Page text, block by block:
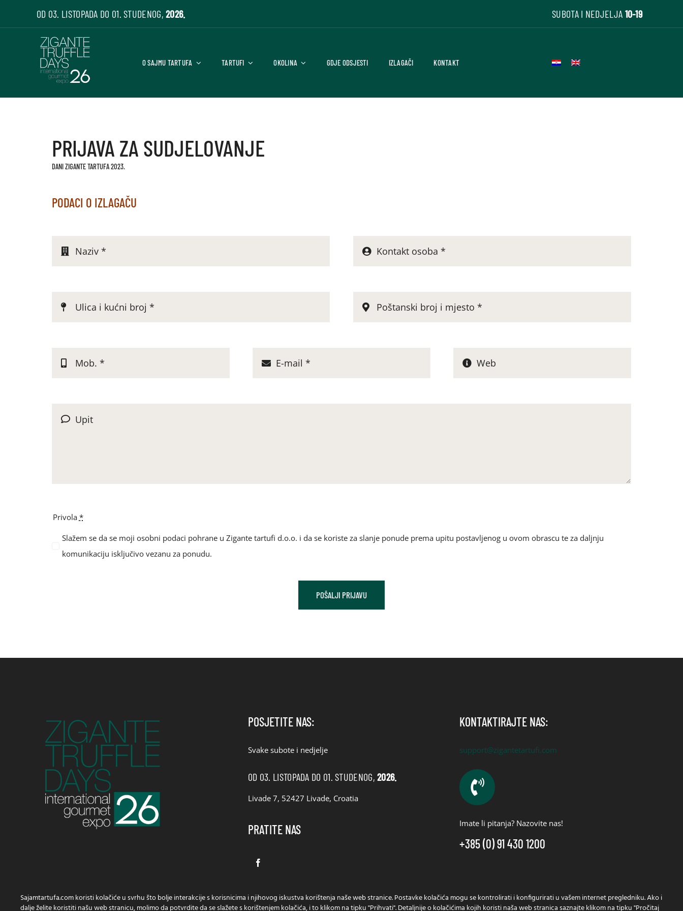
OD 03. LISTOPADA DO 01. STUDENOG,2026. SUBOTA I NEDJELJA 10-19
O SAJMU TARTUFA TARTUFI OKOLINA GDJE ODSJESTI IZLAGAČI KONTAKT
PRIJAVA ZA SUDJELOVANJE
DANI ZIGANTE TARTUFA 2023.
PODACI O IZLAGAČU
Privola *
Slažem se da se moji osobni podaci pohrane u Zigante tartufi d.o.o. i da se koriste za slanje ponude prema upitu postavljenog u ovom obrascu te za daljnju
komunikaciju isključivo vezanu za ponudu.
POŠALJI PRIJAVU
POSJETITE NAS:
Svake subote i nedjelje
OD 03. LISTOPADA DO 01. STUDENOG,2026.
Livade 7, 52427 Livade, Croatia
PRATITE NAS
KONTAKTIRAJTE NAS:
support@zigantetartufi.com
Imate li pitanja? Nazovite nas!
+385 (0) 91 430 1200
Zaštita osobnih podataka Izjava o korištenju kolačića
Sajamtartufa.com koristi kolačiće u svrhu što bolje interakcije s korisnicima i njihovog iskustva korištenja naše web stranice. Postavke kolačića mogu se kontrolirati i konfigurirati u vašem internet pregledniku. Ako i
dalje želite koristiti našu web stranicu, molimo da potvrdite da se slažete s korištenjem kolačića, i to klikom na tipku "Prihvati". Detaljnije o kolačićima kojih koristi naša web stranica saznajte klikom na tipku "Pročitaj